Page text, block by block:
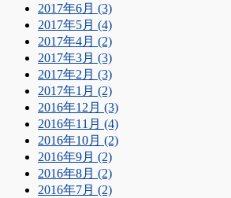
2017年6月 (3)
2017年5月 (4)
2017年4月 (2)
2017年3月 (3)
2017年2月 (3)
2017年1月 (2)
2016年12月 (3)
2016年11月 (4)
2016年10月 (2)
2016年9月 (2)
2016年8月 (2)
2016年7月 (2)